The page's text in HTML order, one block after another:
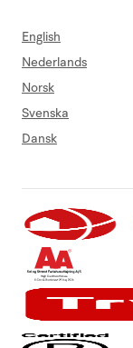
English
Nederlands
Norsk
Svenska
Dansk